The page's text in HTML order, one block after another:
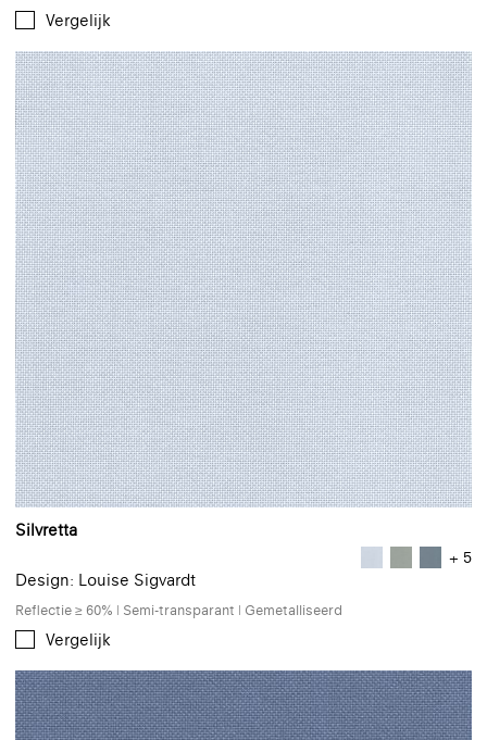
Vergelijk
Silvretta
+ 5
Design: Louise Sigvardt
Reflectie ≥ 60% | Semi-transparant | Gemetalliseerd
Vergelijk